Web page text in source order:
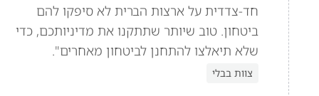
חד-צדדית על ארצות הברית לא סיפקו להם
ביטחון. טוב שיותר שתתקנו את מדיניותכם, כדי
שלא תיאלצו להתחנן לביטחון מאחרים".
צוות בבלי